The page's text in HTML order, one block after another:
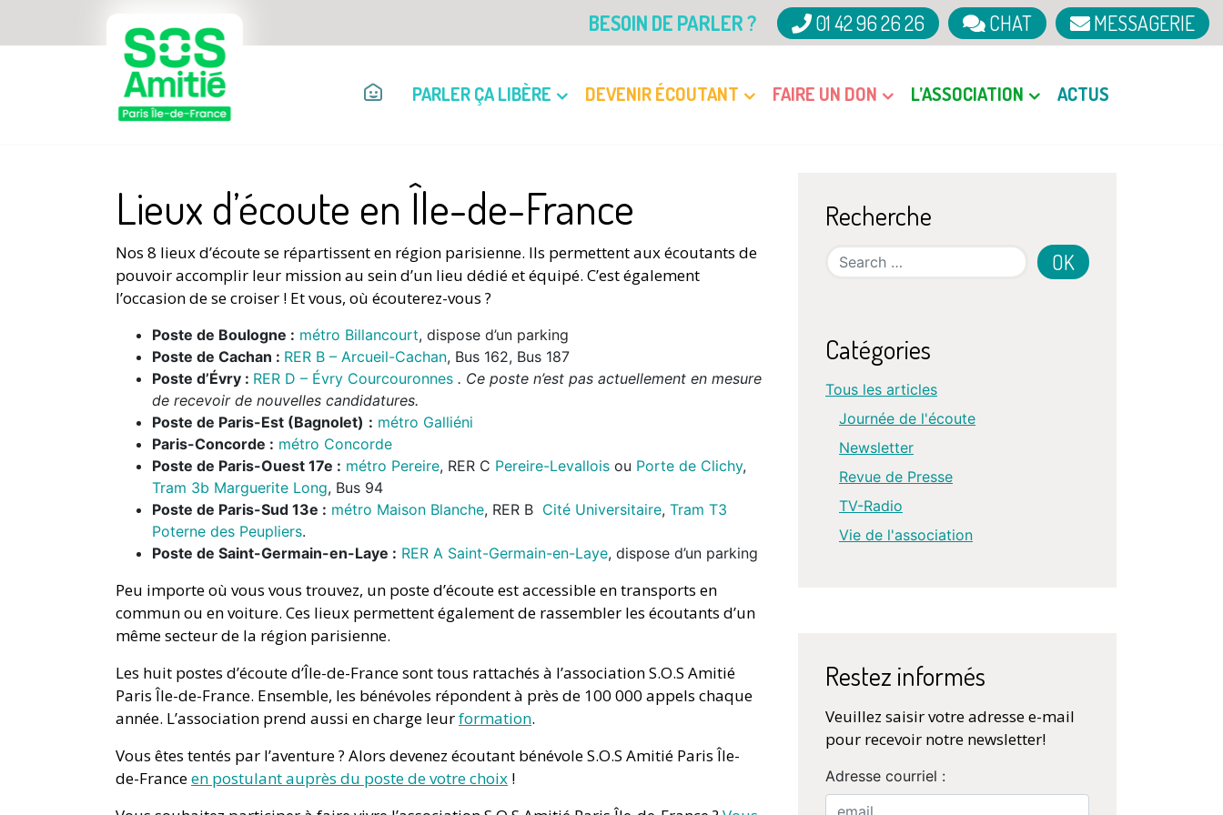
BESOIN DE PARLER ? 01 42 96 26 26 CHAT MESSAGERIE
PARLER ÇA LIBÈRE DEVENIR ÉCOUTANT FAIRE UN DON L’ASSOCIATION ACTUS
Lieux d’écoute en Île-de-France
Nos 8 lieux d’écoute se répartissent en région parisienne. Ils permettent aux écoutants de
pouvoir accomplir leur mission au sein d’un lieu dédié et équipé. C’est également
l’occasion de se croiser ! Et vous, où écouterez-vous ?
Poste de Boulogne : métro Billancourt, dispose d’un parking
Poste de Cachan : RER B – Arcueil-Cachan, Bus 162, Bus 187
Poste d’Évry : RER D – Évry Courcouronnes . Ce poste n’est pas actuellement en mesure
de recevoir de nouvelles candidatures.
Poste de Paris-Est (Bagnolet) : métro Galliéni
Paris-Concorde : métro Concorde
Poste de Paris-Ouest 17e : métro Pereire, RER C Pereire-Levallois ou Porte de Clichy,
Tram 3b Marguerite Long, Bus 94
Poste de Paris-Sud 13e : métro Maison Blanche, RER B Cité Universitaire, Tram T3
Poterne des Peupliers.
Poste de Saint-Germain-en-Laye : RER A Saint-Germain-en-Laye, dispose d’un parking
Peu importe où vous vous trouvez, un poste d’écoute est accessible en transports en
commun ou en voiture. Ces lieux permettent également de rassembler les écoutants d’un
même secteur de la région parisienne.
Les huit postes d’écoute d’Île-de-France sont tous rattachés à l’association S.O.S Amitié
Paris Île-de-France. Ensemble, les bénévoles répondent à près de 100 000 appels chaque
année. L’association prend aussi en charge leurformation.
Vous êtes tentés par l’aventure ? Alors devenez écoutant bénévole S.O.S Amitié Paris Île-
de-Franceen postulant auprès du poste de votre choix !
Recherche
Search
Catégories
Tous les articles
Journée de l'écoute
Newsletter
Revue de Presse
TV-Radio
Vie de l'association
Restez informés
Veuillez saisir votre adresse e-mail
pour recevoir notre newsletter!
Adresse courriel :